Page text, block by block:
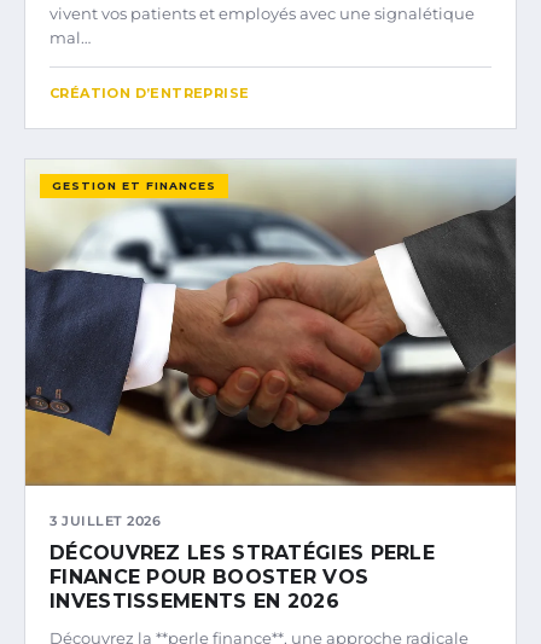
vivent vos patients et employés avec une signalétique
mal…
CRÉATION D’ENTREPRISE
GESTION ET FINANCES
3 JUILLET 2026
DÉCOUVREZ LES STRATÉGIES PERLE
FINANCE POUR BOOSTER VOS
INVESTISSEMENTS EN 2026
Découvrez la **perle finance**, une approche radicale